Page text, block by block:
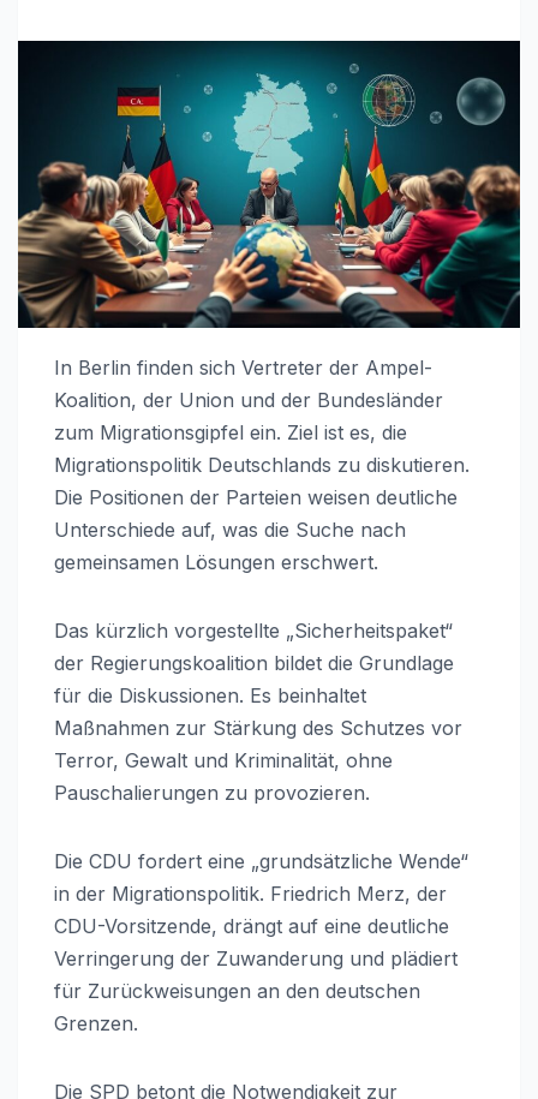
In Berlin finden sich Vertreter der Ampel-
Koalition, der Union und der Bundesländer
zum Migrationsgipfel ein. Ziel ist es, die
Migrationspolitik Deutschlands zu diskutieren.
Die Positionen der Parteien weisen deutliche
Unterschiede auf, was die Suche nach
gemeinsamen Lösungen erschwert.
Das kürzlich vorgestellte „Sicherheitspaket“
der Regierungskoalition bildet die Grundlage
für die Diskussionen. Es beinhaltet
Maßnahmen zur Stärkung des Schutzes vor
Terror, Gewalt und Kriminalität, ohne
Pauschalierungen zu provozieren.
Die CDU fordert eine „grundsätzliche Wende“
in der Migrationspolitik. Friedrich Merz, der
CDU-Vorsitzende, drängt auf eine deutliche
Verringerung der Zuwanderung und plädiert
für Zurückweisungen an den deutschen
Grenzen.
Die SPD betont die Notwendigkeit zur